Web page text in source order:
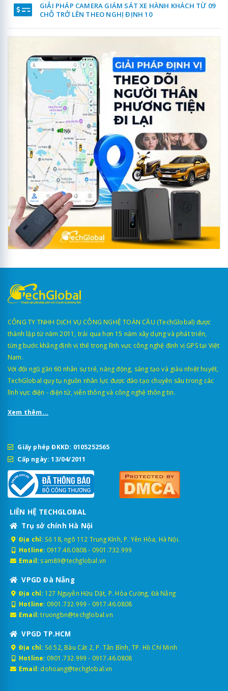
GIẢI PHÁP CAMERA GIÁM SÁT XE HÀNH KHÁCH TỪ 09
CHỖ TRỞ LÊN THEO NGHỊ ĐỊNH 10
CÔNG TY TNHH DỊCH VỤ CÔNG NGHỆ TOÀN CẦU (TechGlobal) được
thành lập từ năm 2011, trải qua hơn 15 năm xây dựng và phát triển,
từng bước khẳng định vị thế trong lĩnh vực công nghệ định vị GPS tại Việt
Nam.
Với đội ngũ gần 60 nhân sự trẻ, năng động, sáng tạo và giàu nhiệt huyết,
TechGlobal quy tụ nguồn nhân lực được đào tạo chuyên sâu trong các
lĩnh vực điện - điện tử, viễn thông và công nghệ thông tin.
Xem thêm...
Giấy phép ĐKKD: 0105252565
Cấp ngày: 13/04/2011
LIÊN HỆ TECHGLOBAL
Trụ sở chính Hà Nội
Địa chỉ: Số 18, ngõ 112 Trung Kính, P. Yên Hòa, Hà Nội.
Hotline: 0917.46.0808- 0901.732.999
Email: sam89@techglobal.vn
VPGD Đà Nẵng
Địa chỉ: 127 Nguyễn Hữu Dật, P. Hòa Cường, Đà Nẵng
Hotline: 0901.732.999 - 0917.46.0808
Email: truongbn@techglobal.vn
VPGD TP.HCM
Địa chỉ: Số 52, Bàu Cát 2, P. Tân Bình, TP. Hồ Chí Minh
Hotline: 0901.732.999 - 0917.46.0808
Email: dohoang@techglobal.vn